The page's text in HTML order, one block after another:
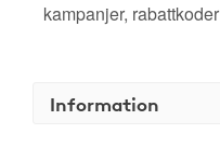
kampanjer,
Information